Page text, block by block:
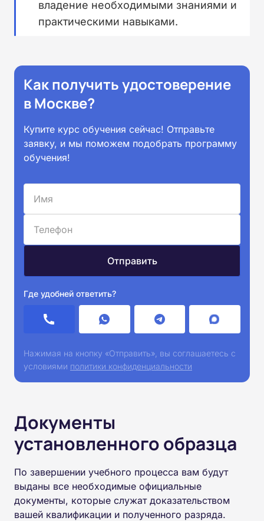
владение необходимыми знаниями и
практическими навыками.
Как получить удостоверение
в Москве?
Купите курс обучения сейчас! Отправьте
заявку, и мы поможем подобрать программу
обучения!
Где удобней ответить?
Нажимая на кнопку «Отправить», вы соглашаетесь с
условиями политики конфиденциальности
Документы
установленного образца
По завершении учебного процесса вам будут
выданы все необходимые официальные
документы, которые служат доказательством
вашей квалификации и полученного разряда.